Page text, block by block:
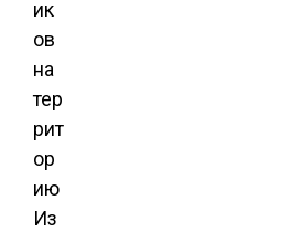
ик
ов
на
тер
рит
ор
ию
Из